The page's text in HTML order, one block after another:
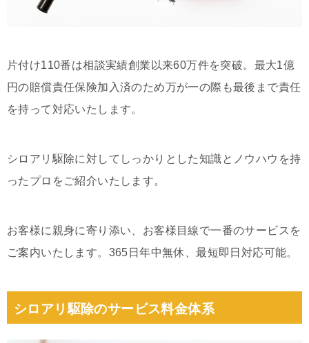
片付け110番は相談実績創業以来60万件を突破。最大1億
円の賠償責任保険加入済のため万が一の際も最後まで責任
を持って対応いたします。
シロアリ駆除に対してしっかりとした知識とノウハウを持
ったプロをご紹介いたします。
お客様に親身に寄り添い、お客様目線で一番のサービスを
ご案内いたします。365日年中無休、最短即日対応可能。
シロアリ駆除のサービス料金体系